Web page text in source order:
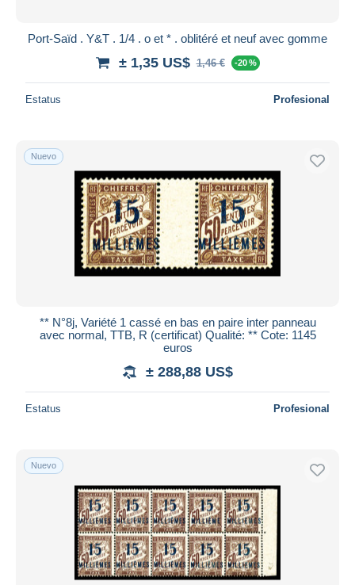
Port-Saïd . Y&T . 1/4 . o et * . oblitéré et neuf avec gomme
± 1,35 US$ 1,46 € -20 %
Estatus Profesional
Nuevo
** N°8j, Variété 1 cassé en bas en paire inter panneau
avec normal, TTB, R (certificat) Qualité: ** Cote: 1145
euros
± 288,88 US$
Estatus Profesional
Nuevo